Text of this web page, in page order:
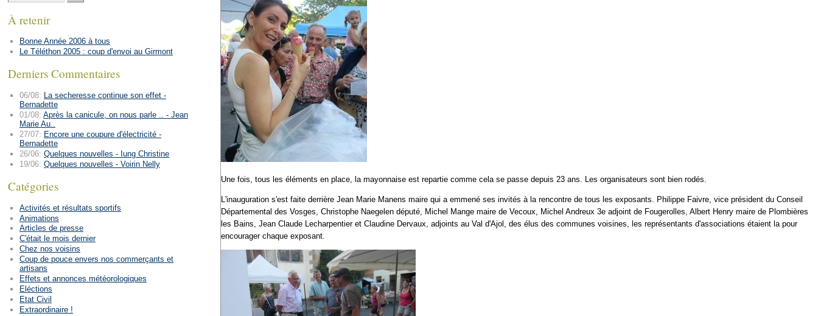
Une fois, tous les éléments en place, la mayonnaise est repartie comme cela se passe depuis 23 ans. Les organisateurs sont bien rodés.
L'inauguration s'est faite derrière Jean Marie Manens maire qui a emmené ses invités à la rencontre de tous les exposants. Philippe Faivre, vice président du Conseil
Départemental des Vosges, Christophe Naegelen député, Michel Mange maire de Vecoux, Michel Andreux 3e adjoint de Fougerolles, Albert Henry maire de Plombières
les Bains, Jean Claude Lecharpentier et Claudine Dervaux, adjoints au Val d'Ajol, des élus des communes voisines, les représentants d'associations étaient la pour
encourager chaque exposant.
À retenir
Bonne Année 2006 à tous
Le Téléthon 2005 : coup d'envoi au Girmont
Derniers Commentaires
06/08: La secheresse continue son effet -
Bernadette
01/08: Après la canicule, on nous parle .. - Jean
Marie Au..
27/07: Encore une coupure d'électricité -
Bernadette
26/06: Quelques nouvelles - Iung Christine
19/06: Quelques nouvelles - Voirin Nelly
Catégories
Activités et résultats sportifs
Animations
Articles de presse
C'était le mois dernier
Chez nos voisins
Coup de pouce envers nos commerçants et
artisans
Effets et annonces météorologiques
Eléctions
Etat Civil
Extraordinaire !